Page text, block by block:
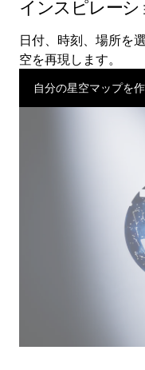
インスピレー
日付、時刻、場所を
空を再現します。
自分の星空マップを